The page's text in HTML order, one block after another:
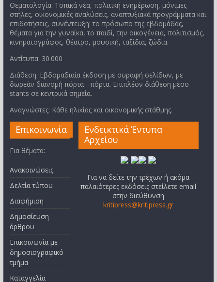
Θεματολογία: Τοπικά νέα, πολιτική ενημέρωση, μόνιμες
στήλες, οικονομικές αναλύσεις, αναπτυξιακά προγράμματα και
επιδοτήσεις, συνέντευξη: το πρόσωπο της εβδομάδας,
θέματα για την γυναίκα, το παιδί, την οικογένεια, πολιτισμός,
κινηματογράφος, θέατρο, μουσική, ταξίδια, ζώδια.
Αντίτυπα: 30.000
Διάθεση: Εβδομαδιαία έκδοση με συραφή σελίδων, με
δωρεάν διανομή πόρτα - πόρτα. Επιπλέον διάθεση μέσο
stants σε κεντρικά σημεία.
Αναγνώστες: Κάθε ηλικίας και οικονομικής στάθμης.
Επικοινωνία
Για θέματα:
Ανακοινώσεις
Δελτία τύπου
Διαφήμιση
Δημοσίευση
άρθρου
Επικοινωνία με
δημοσιογραφικό
τμήμα
Καταγγελία
Ενδεικτικά Έντυπα
Αρχείου
Για να δείτε την τρέχων ή ακόμα
παλαιότερες εκδόσεις στείλετε email
στην διεύθυνση
kritipress@kritipress.gr